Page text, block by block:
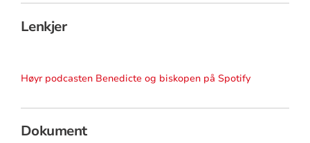
Lenkjer
Høyr podcasten Benedicte og biskopen på Spotify
Dokument